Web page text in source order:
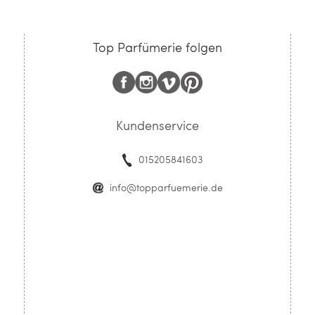
Top Parfümerie folgen
Kundenservice
015205841603
info@topparfuemerie.de